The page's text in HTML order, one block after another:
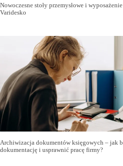
Nowoczesne stoły przemysłowe i
Varidesko
Archiwizacja dokumentów księgowych – jak
dokumentację i usprawnić pracę firmy?